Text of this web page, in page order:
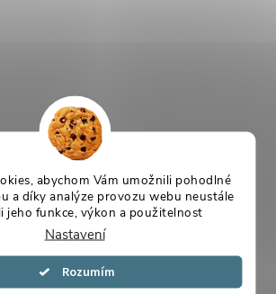
abychom Vám umožnili pohodlné
a díky analýze provozu webu neustále
jeho funkce, výkon a použitelnost
Nastavení
Souhlasím